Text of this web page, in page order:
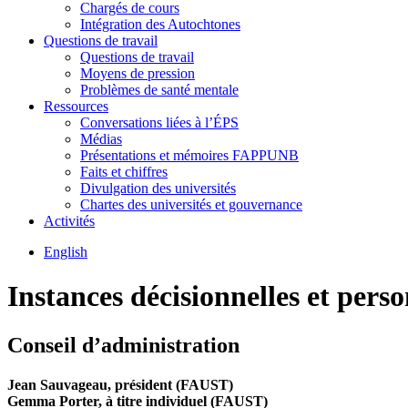
Chargés de cours
Intégration des Autochtones
Questions de travail
Questions de travail
Moyens de pression
Problèmes de santé mentale
Ressources
Conversations liées à l’ÉPS
Médias
Présentations et mémoires FAPPUNB
Faits et chiffres
Divulgation des universités
Chartes des universités et gouvernance
Activités
English
Instances décisionnelles et
Conseil d’administration
Jean Sauvageau, président (FAUST)
Gemma Porter, à titre individuel (FAUST)